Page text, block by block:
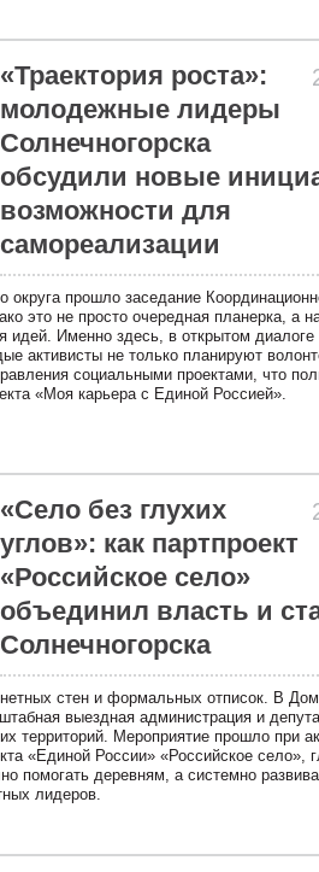
«Траектория роста»:
молодежные лидеры
Солнечногорска
обсудили новые
возможности для
самореализации
округа прошло заседание
это не просто очередная планерка, а
идей. Именно здесь, в открытом диалоге
активисты не только планируют
социальными проектами, что
«Моя карьера с Единой Россией».
«Село без глухих
углов»: как партпроект
«Российское село»
объединил власть и
Солнечногорска
стен и формальных отписок. В
выездная администрация и
территорий. Мероприятие прошло при
«Единой России» «Российское село»,
помогать деревням, а системно
лидеров.